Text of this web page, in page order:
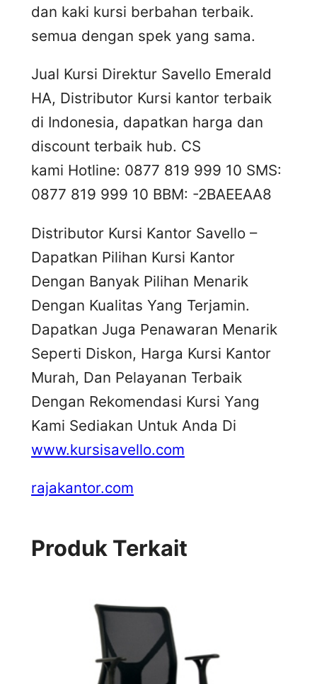
dan kaki kursi berbahan terbaik.
semua dengan spek yang sama.
Jual Kursi Direktur Savello Emerald
HA, Distributor Kursi kantor terbaik
di Indonesia, dapatkan harga dan
discount terbaik hub. CS
kami Hotline: 0877 819 999 10 SMS:
0877 819 999 10 BBM: -2BAEEAA8
Distributor Kursi Kantor Savello –
Dapatkan Pilihan Kursi Kantor
Dengan Banyak Pilihan Menarik
Dengan Kualitas Yang Terjamin.
Dapatkan Juga Penawaran Menarik
Seperti Diskon, Harga Kursi Kantor
Murah, Dan Pelayanan Terbaik
Dengan Rekomendasi Kursi Yang
Kami Sediakan Untuk Anda Di
www.kursisavello.com
rajakantor.com
Produk Terkait